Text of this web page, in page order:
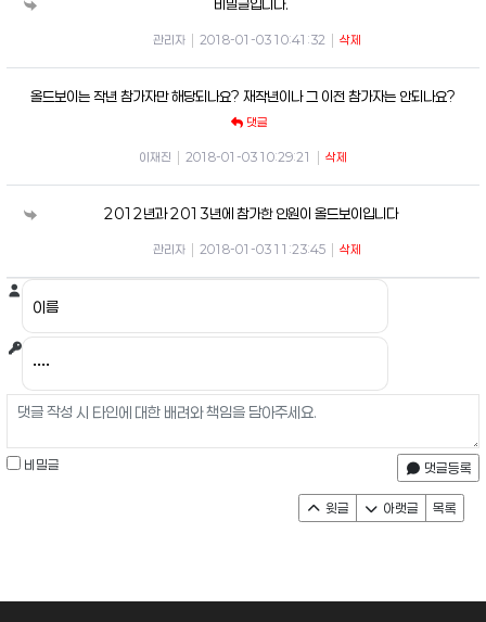
비밀글입니다.
관리자 2018-01-03 10:41:32 삭제
올드보이는 작년 참가자만 해당되나요? 재작년이나 그 이전 참가자는 안되나요?
댓글
이재진 2018-01-03 10:29:21 삭제
2012년과 2013년에 참가한 인원이 올드보이입니다
관리자 2018-01-03 11:23:45 삭제
비밀글 댓글등록
윗글 아랫글 목록